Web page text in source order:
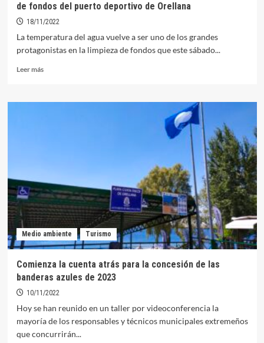
de fondos del puerto deportivo de Orellana
18/11/2022
La temperatura del agua vuelve a ser uno de los grandes
protagonistas en la limpieza de fondos que este sábado...
Leer másLeer
Una
la
limpieza
de
fondos
del
puerto
deportivo
Orellana
Medio ambiente Turismo
Comienza la cuenta atrás para la concesión de las
banderas azules de 2023
10/11/2022
Hoy se han reunido en un taller por videoconferencia la
mayoría de los responsables y técnicos municipales extremeños
que concurrirán...